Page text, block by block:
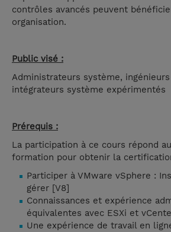
contrôles avancés peuvent
organisation.
Public visé :
Administrateurs système,
intégrateurs système expérimentés
Prérequis :
La participation à ce cours répond
formation pour obtenir la
Participer à VMware vSphere :
gérer [V8]
Connaissances et expérience
équivalentes avec ESXi et
Une expérience de travail en